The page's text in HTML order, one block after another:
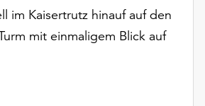
im Kaisertrutz hinauf auf den
mit einmaligem Blick auf